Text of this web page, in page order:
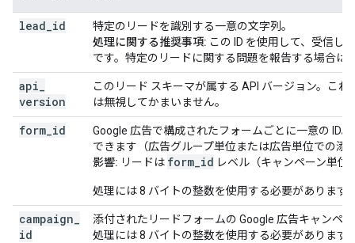
lead id
特定のリードを識別する一意の文字列。
処理に関する推奨事項: この ID を使用して、受信し
です。特定のリードに関する問題を報告する場合は
api
version
このリード スキーマが属する API バージョン。こ
は無視してかまいません。
form id
Google 広告で構成されたフォームごとに一意の ID
できます（広告グループ単位または広告単位での添
影響: リードは form_id レベル（キャンペーン単位
処理には 8 バイトの整数を使用する必要があります
campaign
id
添付されたリードフォームの Google 広告キャンペ
処理には 8 バイトの整数を使用する必要があります